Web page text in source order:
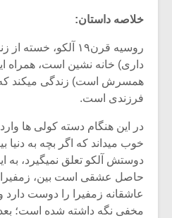
خلاصه داستان:
روسیه قرن۱۹ آلکو،
داری) خانه نشین است، همراه
همسرش است) زندگی میکند که
فرزندی است.
در این هنگام دسته کولی ها وارد
خوب میداند که اگر بچه به دنیا
دوستش آلکو تعلق نمیگیرد، به
حاصل عشقی است بین،
عاشقانه زمفیرا را دوست دارد
مخفی نگه داشته شده است؛ بعد
اگر نمی توانی
مشهورترین